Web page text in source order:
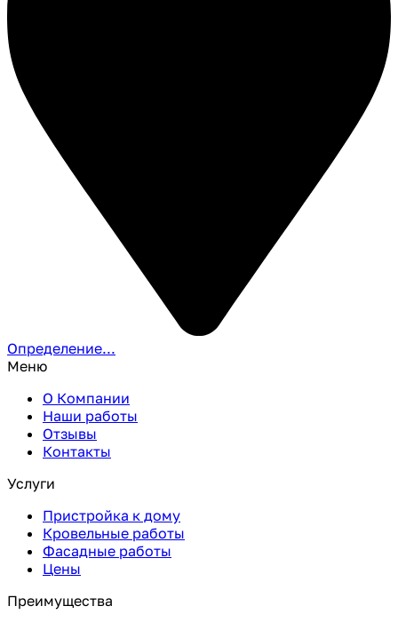
Определение...
Меню
О Компании
Наши работы
Отзывы
Контакты
Услуги
Пристройка к дому
Кровельные работы
Фасадные работы
Цены
Преимущества